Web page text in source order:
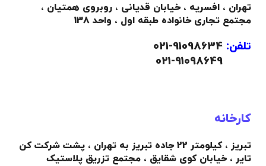
تهران ، افسریه ، خیابان قدیانی ، روبروی همتیان ،
مجتمع تجاری خانواده طبقه اول ، واحد 138
تلفن:
کارخانه
تبریز ، کیلومتر 22 جاده تبریز به تهران ، پشت شرکت کن
تایر ، خیابان کوی شقایق ، مجتمع تزریق پلاستیک